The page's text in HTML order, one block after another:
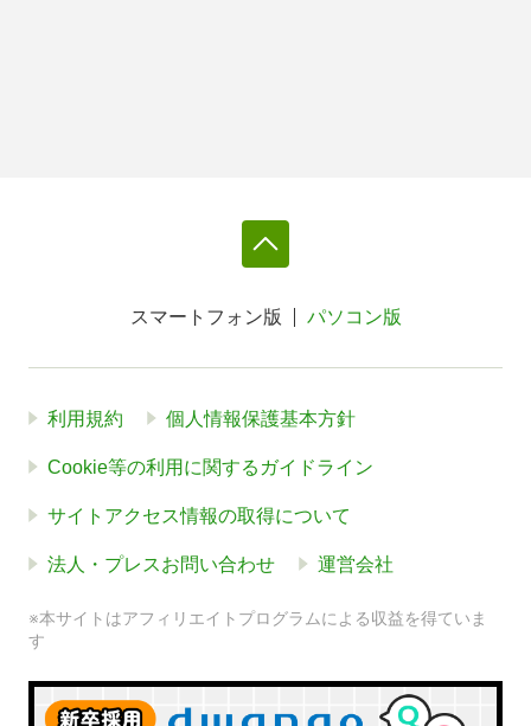
スマートフォン版 パソコン版
利用規約 個人情報保護基本方針
Cookie等の利用に関するガイドライン
サイトアクセス情報の取得について
法人・プレスお問い合わせ 運営会社
※本サイトはアフィリエイトプログラムによる収益を得ていま
す